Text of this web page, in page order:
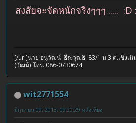
สงสัยจะจัดหนักจริงๆๆๆ ..... :D
[/url]นาย อนุวัฒน์ ธีระวุฒธิ 83/1 ม.3 ต.เชิงเนิ
(วัฒน์) โทร. 086-0730674
wit2771554
มิถุนายน 09, 2013, 09:20:29 หลังเที่ยง